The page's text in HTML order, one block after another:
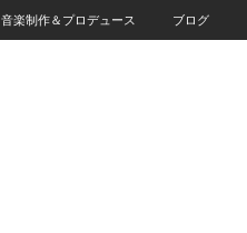
音楽制作＆プロデュース ブログ